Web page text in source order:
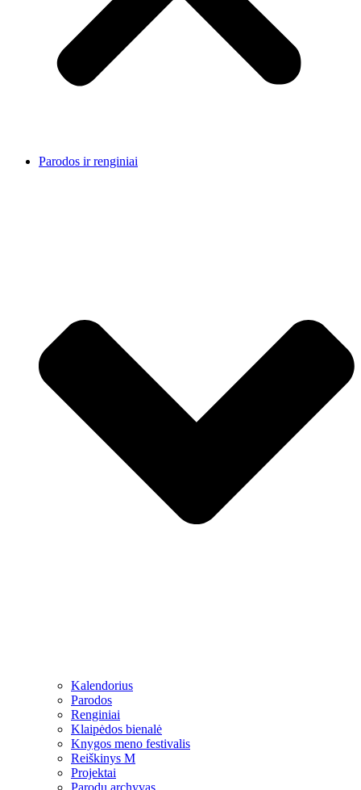
Parodos ir renginiai
Kalendorius
Parodos
Renginiai
Klaipėdos bienalė
Knygos meno festivalis
Reiškinys M
Projektai